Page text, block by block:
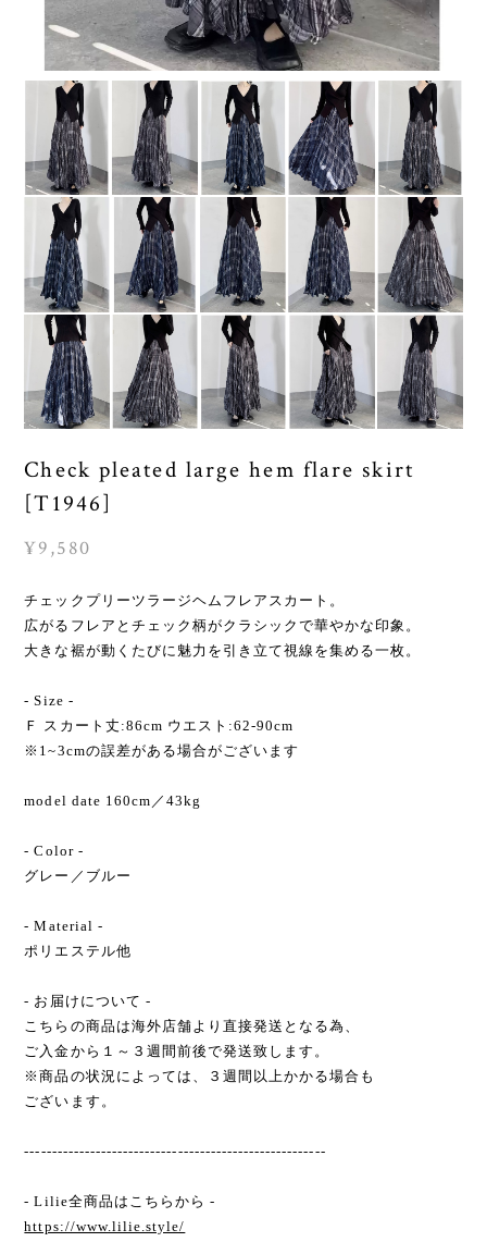
Check pleated large hem flare skirt
[T1946]
¥9,580
チェックプリーツラージヘムフレアスカート。
広がるフレアとチェック柄がクラシックで華やかな印象。
大きな裾が動くたびに魅力を引き立て視線を集める一枚。
- Size -
Ｆ スカート丈:86cm ウエスト:62-90cm
※1~3cmの誤差がある場合がございます
model date 160cm／43kg
- Color -
グレー／ブルー
- Material -
ポリエステル他
- お届けについて -
こちらの商品は海外店舗より直接発送となる為、
ご入金から１～３週間前後で発送致します。
※商品の状況によっては、３週間以上かかる場合も
ございます。
-------------------------------------------------------
- Lilie全商品はこちらから -
https://www.lilie.style/